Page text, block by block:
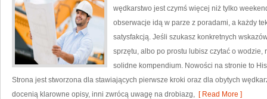
wędkarstwo jest czymś więcej niż tylko
obserwacje idą w parze z poradami, a każdy
satysfakcją. Jeśli szukasz konkretnych
sprzętu, albo po prostu lubisz czytać o
solidne kompendium. Nowości na stronie to
Strona jest stworzona dla stawiających pierwsze kroki oraz dla obytych
docenią klarowne opisy, inni zwrócą uwagę na drobiazg, [ Read More ]